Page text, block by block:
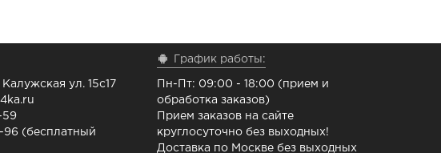
ул. 15с17
59
(бесплатный
График работы:
Пн-Пт: 09:00 - 18:00 (прием и
обработка заказов)
Прием заказов на сайте
круглосуточно без выходных!
Доставка по Москве без выходных